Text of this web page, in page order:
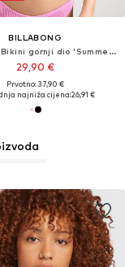
BILLABONG
Trokutasti Bikini gornji dio 'Summer High'
29,90 €
Prvotno: 37,90 €
najniža cijena:26,91 €